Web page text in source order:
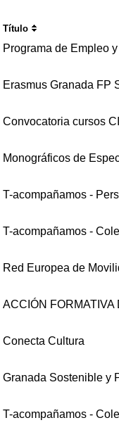
Título
Programa de Empleo
Erasmus Granada FP
Convocatoria cursos
Monográficos de
T-acompañamos -
T-acompañamos -
Red Europea de
ACCIÓN
Conecta Cultura
Granada Sostenible y
T-acompañamos -